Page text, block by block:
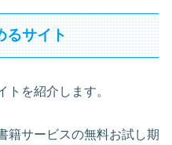
るサイト
トを紹介します。
籍サービスの無料お試し期